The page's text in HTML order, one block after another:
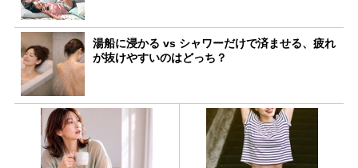
湯船に浸かる vs シャワーだけで済ませる、疲れ
が抜けやすいのはどっち？